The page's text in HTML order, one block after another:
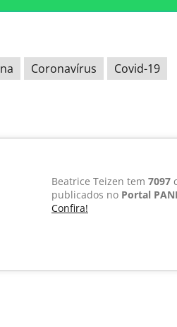
Coronavírus
Covid-19
Beatrice Teizen tem 7097
publicados no Portal
Confira!